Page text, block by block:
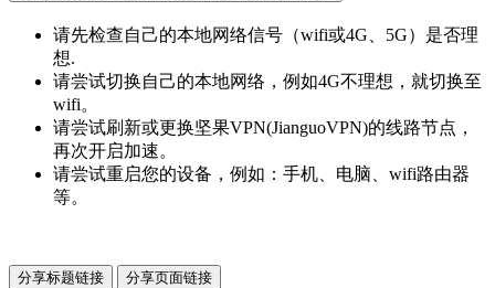
请先检查自己的本地网络信号（wifi或4G、5G）是否理
想.
请尝试切换自己的本地网络，例如4G不理想，就切换至
wifi。
请尝试刷新或更换坚果VPN(JianguoVPN)的线路节点，
再次开启加速。
请尝试重启您的设备，例如：手机、电脑、wifi路由器
等。
分享标题链接 分享页面链接